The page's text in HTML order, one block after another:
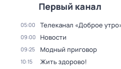
Первый канал
05:00 Телеканал «Доброе
09:00 Новости
09:25 Модный приговор
10:15 Жить здорово!